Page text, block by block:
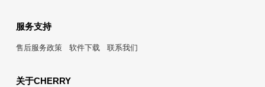
服务支持
售后服务政策 软件下载 联系我们
关于CHERRY